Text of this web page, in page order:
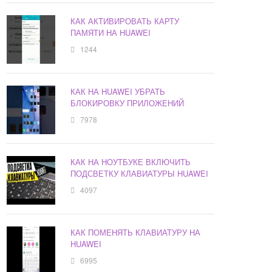
КАК АКТИВИРОВАТЬ КАРТУ
ПАМЯТИ НА HUAWEI
1244
КАК НА HUAWEI УБРАТЬ
БЛОКИРОВКУ ПРИЛОЖЕНИЙ
7978
КАК НА НОУТБУКЕ ВКЛЮЧИТЬ
ПОДСВЕТКУ КЛАВИАТУРЫ HUAWEI
4097
КАК ПОМЕНЯТЬ КЛАВИАТУРУ НА
HUAWEI
6995